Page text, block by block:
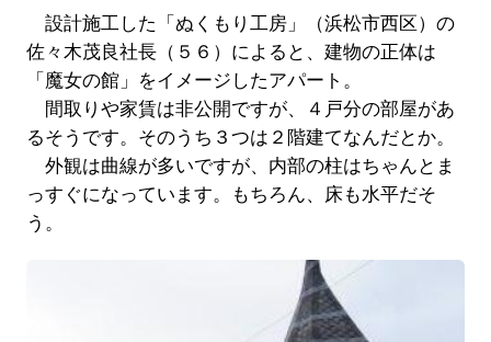
設計施工した「ぬくもり工房」（浜松市西区）の
佐々木茂良社長（５６）によると、建物の正体は
「魔女の館」をイメージしたアパート。
間取りや家賃は非公開ですが、４戸分の部屋があ
るそうです。そのうち３つは２階建てなんだとか。
外観は曲線が多いですが、内部の柱はちゃんとま
っすぐになっています。もちろん、床も水平だそ
う。